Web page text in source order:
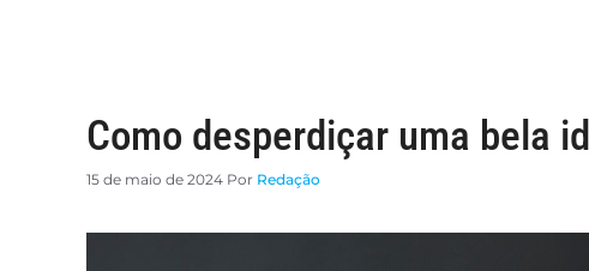
Como desperdiçar uma bela
15 de maio de 2024 Por Redação